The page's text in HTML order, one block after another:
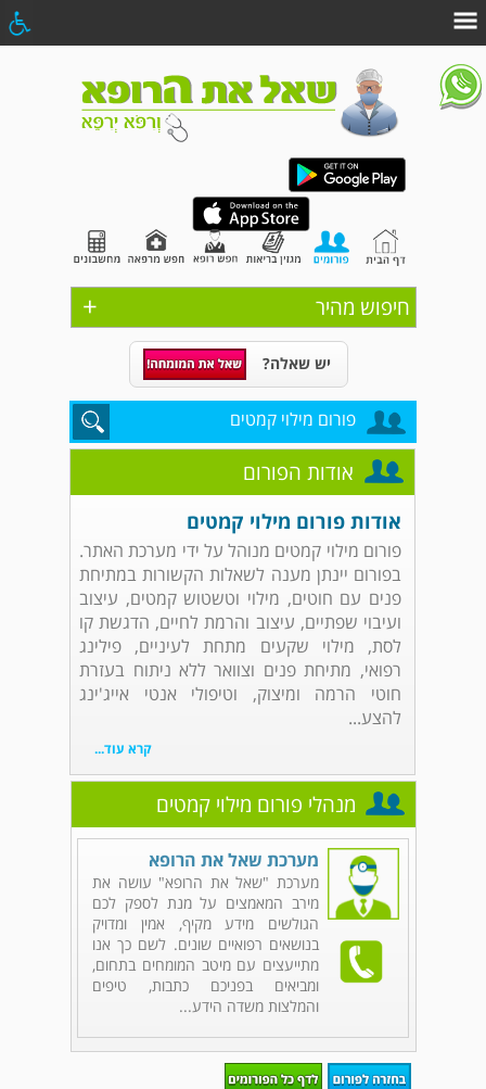
+ חיפוש מהיר
יש שאלה?
פורום מילוי קמטים
אודות הפורום
אודות פורום מילוי קמטים
פורום מילוי קמטים מנוהל על ידי מערכת האתר.
בפורום יינתן מענה לשאלות הקשורות במתיחת
פנים עם חוטים, מילוי וטשטוש קמטים, עיצוב
ועיבוי שפתיים, עיצוב והרמת לחיים, הדגשת קו
לסת, מילוי שקעים מתחת לעיניים, פילינג
רפואי, מתיחת פנים וצוואר ללא ניתוח בעזרת
חוטי הרמה ומיצוק, וטיפולי אנטי אייג'ינג
להצע...
קרא עוד...
מנהלי פורום מילוי קמטים
מערכת שאל את הרופא
מערכת "שאל את הרופא" עושה את
מירב המאמצים על מנת לספק לכם
הגולשים מידע מקיף, אמין ומדויק
בנושאים רפואיים שונים. לשם כך אנו
מתייעצים עם מיטב המומחים בתחום,
ומביאים בפניכם כתבות, טיפים
והמלצות משדה הידע...